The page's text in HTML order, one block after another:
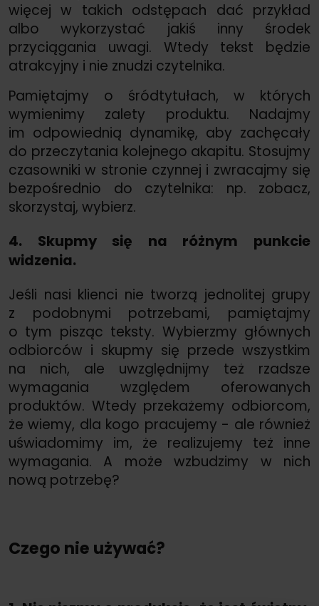
więcej w takich odstępach dać przykład
albo wykorzystać jakiś inny środek
przyciągania uwagi. Wtedy tekst będzie
atrakcyjny i nie znudzi czytelnika.
Pamiętajmy o śródtytułach, w których
wymienimy zalety produktu. Nadajmy
im odpowiednią dynamikę, aby zachęcały
do przeczytania kolejnego akapitu. Stosujmy
czasowniki w stronie czynnej i zwracajmy się
bezpośrednio do czytelnika: np. zobacz,
skorzystaj, wybierz.
4. Skupmy się na różnym punkcie
widzenia.
Jeśli nasi klienci nie tworzą jednolitej grupy
z podobnymi potrzebami, pamiętajmy
o tym pisząc teksty. Wybierzmy głównych
odbiorców i skupmy się przede wszystkim
na nich, ale uwzględnijmy też rzadsze
wymagania względem oferowanych
produktów. Wtedy przekażemy odbiorcom,
że wiemy, dla kogo pracujemy - ale również
uświadomimy im, że realizujemy też inne
wymagania. A może wzbudzimy w nich
nową potrzebę?
Czego nie używać?